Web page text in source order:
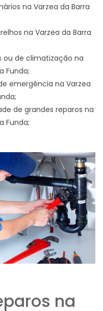
na Varzea da Barra
na Varzea da Barra
ou de climatização na
Funda;
emergência na Varzea
de grandes reparos na
Funda;
na